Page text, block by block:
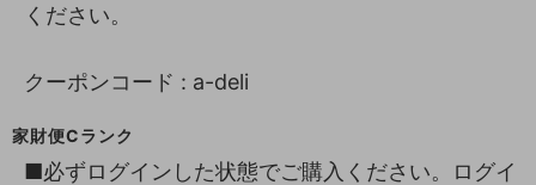
ください。
クーポンコード : a-deli
家財便Cランク
■必ずログインした状態でご購入ください。ログイ